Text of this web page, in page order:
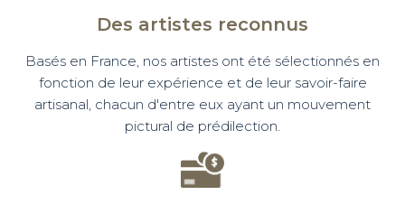
Des artistes reconnus
Basés en France, nos artistes ont été sélectionnés en
fonction de leur expérience et de leur savoir-faire
artisanal, chacun d'entre eux ayant un mouvement
pictural de prédilection.